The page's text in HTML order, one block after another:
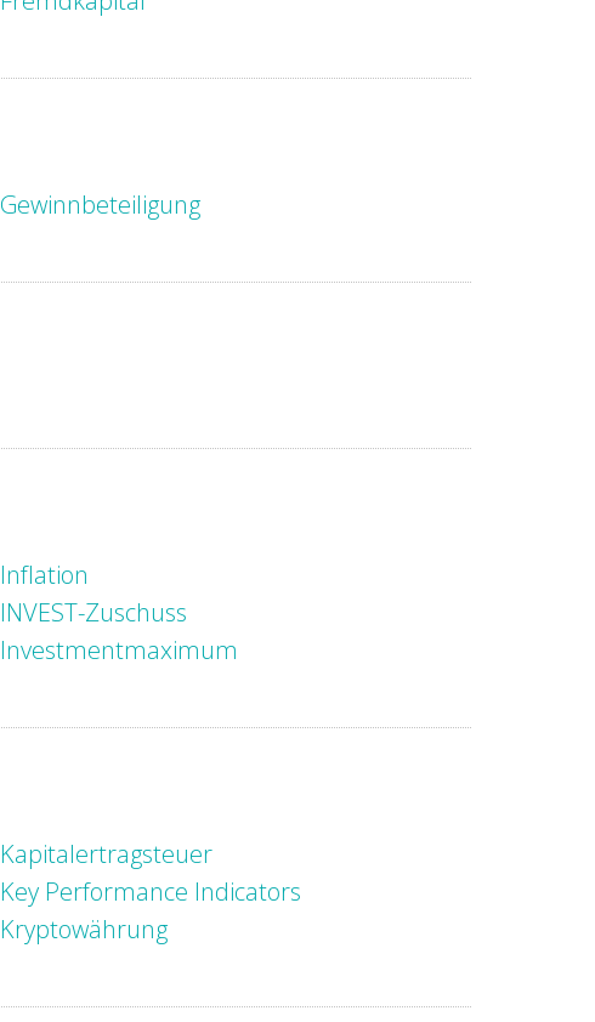
Gewinnbeteiligung
Inflation
INVEST-Zuschuss
Investmentmaximum
Kapitalertragsteuer
Key Performance Indicators
Kryptowährung